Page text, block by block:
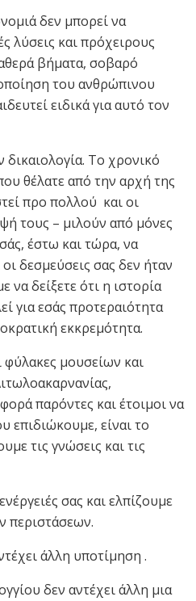
δεν μπορεί να
λύσεις και πρόχειρους
βήματα, σοβαρό
του ανθρώπινου
ειδικά για αυτό τον
Το χρονικό
θέλατε από την αρχή της
προ πολλού και οι
τους – μιλούν από μόνες
έστω και τώρα, να
δεσμεύσεις σας δεν ήταν
να δείξετε ότι η ιστορία
για εσάς προτεραιότητα
εκκρεμότητα.
φύλακες μουσείων και
παρόντες και έτοιμοι να
επιδιώκουμε, είναι το
τις γνώσεις και τις
σας και ελπίζουμε
περιστάσεων.
άλλη υποτίμηση .
δεν αντέχει άλλη μια